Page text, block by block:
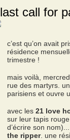
last call for
c’est qu’on avait
résidence
trimestre !
mais voilà,
rue des martyrs.
parisiens et ouvre
avec les 21 love
sur leur tapis rouge
d’écrire son
the ripper. une